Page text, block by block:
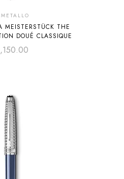
MEISTERSTÜCK THE
DOUÉ CLASSIQUE